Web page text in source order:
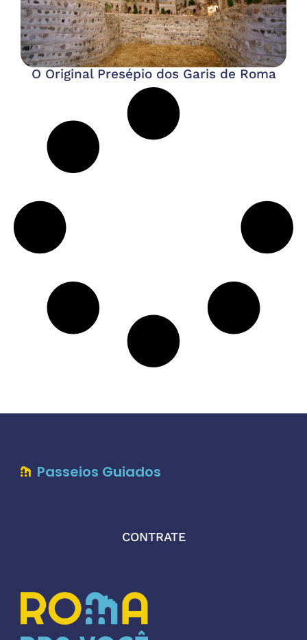
O Original Presépio dos Garis de Roma
Passeios Guiados
CONTRATE